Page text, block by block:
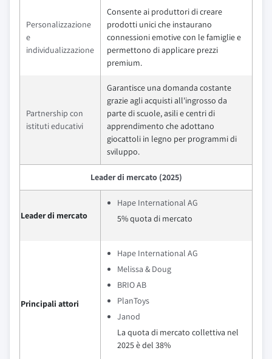
Personalizzazione
e
individualizzazione
Consente ai produttori di creare
prodotti unici che instaurano
connessioni emotive con le famiglie e
permettono di applicare prezzi
premium.
Partnership con
istituti educativi
Garantisce una domanda costante
grazie agli acquisti all'ingrosso da
parte di scuole, asili e centri di
apprendimento che adottano
giocattoli in legno per programmi di
sviluppo.
Leader di mercato (2025)
Leader di mercato
Hape International AG
5% quota di mercato
Principali attori
Hape International AG
Melissa & Doug
BRIO AB
PlanToys
Janod
La quota di mercato collettiva nel
2025 è del 38%